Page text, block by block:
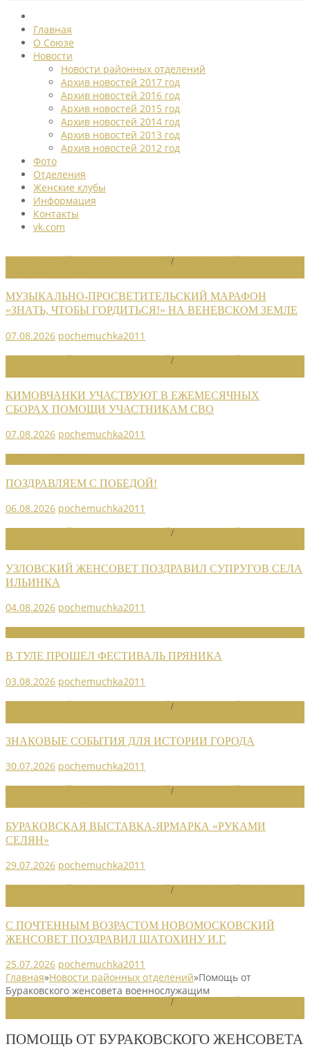
Главная
О Союзе
Новости
Новости районных отделений
Архив новостей 2017 год
Архив новостей 2016 год
Архив новостей 2015 год
Архив новостей 2014 год
Архив новостей 2013 год
Архив новостей 2012 год
Фото
Отделения
Женские клубы
Информация
Контакты
vk.com
/
МУЗЫКАЛЬНО-ПРОСВЕТИТЕЛЬСКИЙ МАРАФОН
«ЗНАТЬ, ЧТОБЫ ГОРДИТЬСЯ!» НА ВЕНЕВСКОМ ЗЕМЛЕ
07.08.2026 pochemuchka2011
/
КИМОВЧАНКИ УЧАСТВУЮТ В ЕЖЕМЕСЯЧНЫХ
СБОРАХ ПОМОЩИ УЧАСТНИКАМ СВО
07.08.2026 pochemuchka2011
ПОЗДРАВЛЯЕМ С ПОБЕДОЙ!
06.08.2026 pochemuchka2011
/
УЗЛОВСКИЙ ЖЕНСОВЕТ ПОЗДРАВИЛ СУПРУГОВ СЕЛА
ИЛЬИНКА
04.08.2026 pochemuchka2011
В ТУЛЕ ПРОШЕЛ ФЕСТИВАЛЬ ПРЯНИКА
03.08.2026 pochemuchka2011
/
ЗНАКОВЫЕ СОБЫТИЯ ДЛЯ ИСТОРИИ ГОРОДА
30.07.2026 pochemuchka2011
/
БУРАКОВСКАЯ ВЫСТАВКА-ЯРМАРКА «РУКАМИ
СЕЛЯН»
29.07.2026 pochemuchka2011
/
С ПОЧТЕННЫМ ВОЗРАСТОМ НОВОМОСКОВСКИЙ
ЖЕНСОВЕТ ПОЗДРАВИЛ ШАТОХИНУ И.Г.
25.07.2026 pochemuchka2011
Главная»Новости районных отделений»Помощь от
Бураковского женсовета военнослужащим
/
ПОМОЩЬ ОТ БУРАКОВСКОГО ЖЕНСОВЕТА